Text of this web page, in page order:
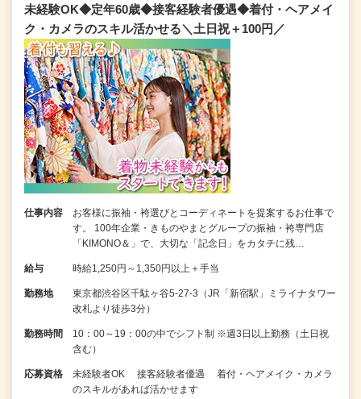
未経験OK◆定年60歳◆接客経験者優遇◆着付・ヘアメイ
ク・カメラのスキル活かせる＼土日祝＋100円／
仕事内容
お客様に振袖・袴選びとコーディネートを提案するお仕事で
す。 100年企業・きものやまとグループの振袖・袴専門店
「KIMONO＆」で、大切な「記念日」をカタチに残…
給与 時給1,250円～1,350円以上＋手当
勤務地
東京都渋谷区千駄ヶ谷5-27-3（JR「新宿駅」ミライナタワー
改札より徒歩3分）
勤務時間
10：00～19：00の中でシフト制 ※週3日以上勤務（土日祝
含む）
応募資格
未経験者OK 接客経験者優遇 着付・ヘアメイク・カメラ
のスキルがあれば活かせます